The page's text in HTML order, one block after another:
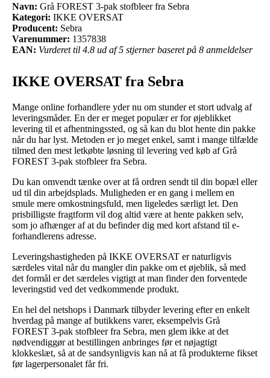
Navn: Grå FOREST 3-pak stofbleer fra Sebra
Kategori: IKKE OVERSAT
Producent: Sebra
Varenummer: 1357838
EAN: Vurderet til 4.8 ud af 5 stjerner baseret på 8 anmeldelser
IKKE OVERSAT fra Sebra
Mange online forhandlere yder nu om stunder et stort udvalg af
leveringsmåder. En der er meget populær er for øjeblikket
levering til et afhentningssted, og så kan du blot hente din pakke
når du har lyst. Metoden er jo meget enkel, samt i mange tilfælde
tilmed den mest letkøbte løsning til levering ved køb af Grå
FOREST 3-pak stofbleer fra Sebra.
Du kan omvendt tænke over at få ordren sendt til din bopæl eller
ud til din arbejdsplads. Muligheden er en gang i mellem en
smule mere omkostningsfuld, men ligeledes særligt let. Den
prisbilligste fragtform vil dog altid være at hente pakken selv,
som jo afhænger af at du befinder dig med kort afstand til e-
forhandlerens adresse.
Leveringshastigheden på IKKE OVERSAT er naturligvis
særdeles vital når du mangler din pakke om et øjeblik, så med
det formål er det særdeles vigtigt at man finder den forventede
leveringstid ved det vedkommende produkt.
En hel del netshops i Danmark tilbyder levering efter en enkelt
hverdag på mange af butikkens varer, eksempelvis Grå
FOREST 3-pak stofbleer fra Sebra, men glem ikke at det
nødvendiggør at bestillingen anbringes før et nøjagtigt
klokkeslæt, så at de sandsynligvis kan nå at få produkterne fikset
før lagerpersonalet får fri.